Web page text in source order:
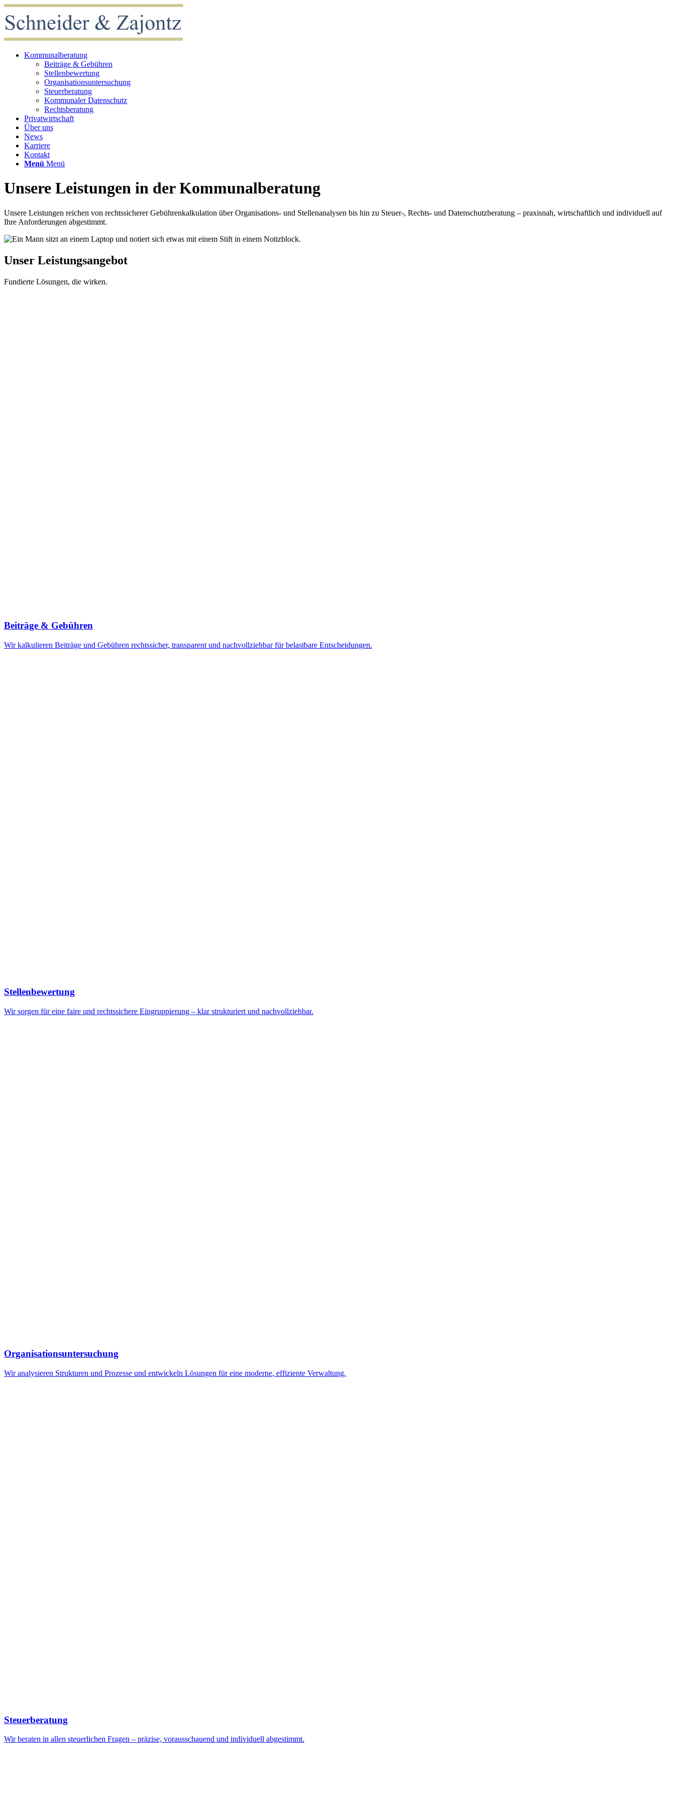
Kommunalberatung
Beiträge & Gebühren
Stellenbewertung
Organisationsuntersuchung
Steuerberatung
Kommunaler Datenschutz
Rechtsberatung
Privatwirtschaft
Über uns
News
Karriere
Kontakt
Menü Menü
Unsere Leistungen in der Kommunalberatung
Unsere Leistungen reichen von rechtssicherer Gebührenkalkulation über Organisations- und Stellenanalysen bis hin zu Steuer-, Rechts- und Datenschutzberatung – praxisnah, wirtschaftlich und individuell auf
Ihre Anforderungen abgestimmt.
Unser Leistungsangebot
Fundierte Lösungen, die wirken.
Beiträge & Gebühren
Wir kalkulieren Beiträge und Gebühren rechtssicher, transparent und nachvollziehbar für belastbare Entscheidungen.
Stellenbewertung
Wir sorgen für eine faire und rechtssichere Eingruppierung – klar strukturiert und nachvollziehbar.
Organisationsuntersuchung
Wir analysieren Strukturen und Prozesse und entwickeln Lösungen für eine moderne, effiziente Verwaltung.
Steuerberatung
Wir beraten in allen steuerlichen Fragen – präzise, vorausschauend und individuell abgestimmt.